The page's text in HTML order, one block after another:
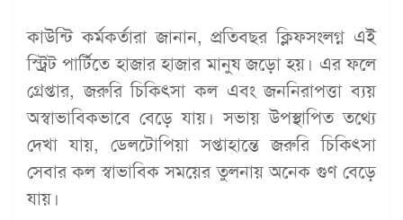
কাউন্টি কর্মকর্তারা জানান, প্রতিবছর ক্লিফসংলগ্ন এই
স্ট্রিট পার্টিতে হাজার হাজার মানুষ জড়ো হয়। এর ফলে
গ্রেপ্তার, জরুরি চিকিৎসা কল এবং জননিরাপত্তা ব্যয়
অস্বাভাবিকভাবে বেড়ে যায়। সভায় উপস্থাপিত তথ্যে
দেখা যায়, ডেলটোপিয়া সপ্তাহান্তে জরুরি চিকিৎসা
সেবার কল স্বাভাবিক সময়ের তুলনায় অনেক গুণ বেড়ে
যায়।